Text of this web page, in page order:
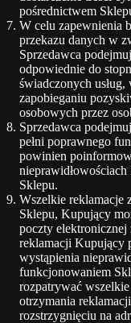
pośrednictwem
W celu zapewnienia
przekazu danych w
Sprzedawca
odpowiednie do
świadczonych usług,
zapobieganiu
osobowych przez
Sprzedawca
pełni poprawnego
powinien
Sklepu.
Wszelkie reklamacje
Sklepu, Kupujący
poczty elektronicznej
reklamacji Kupujący
wystąpienia
funkcjonowaniem
rozpatrywać
otrzymania
rozstrzygnięciu na